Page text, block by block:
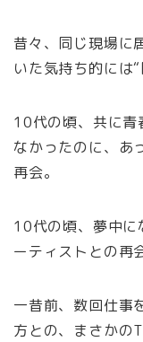
昔々、同じ現場に
いた気持ち的には“
10代の頃、共に
なかったのに、あ
再会。
10代の頃、夢中に
ーティストとの再
一昔前、数回仕事
方との、まさかの